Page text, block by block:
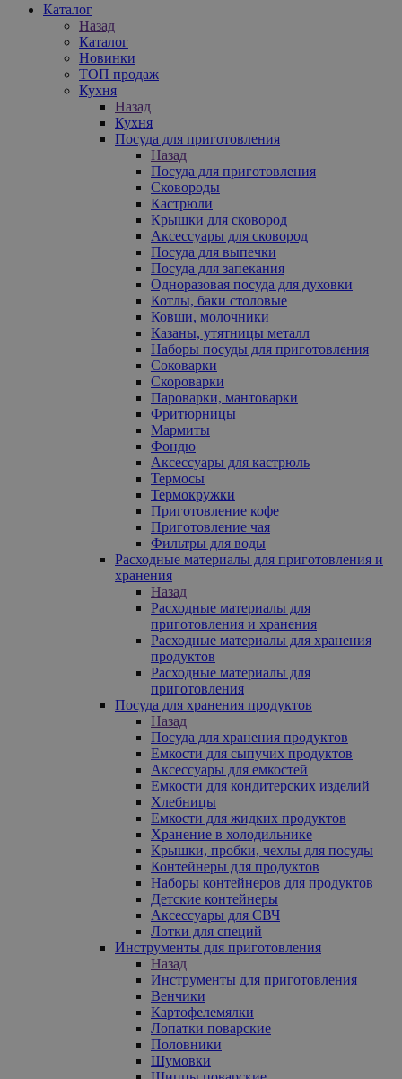
Каталог
Назад
Каталог
Новинки
ТОП продаж
Кухня
Назад
Кухня
Посуда для приготовления
Назад
Посуда для приготовления
Сковороды
Кастрюли
Крышки для сковород
Аксессуары для сковород
Посуда для выпечки
Посуда для запекания
Одноразовая посуда для духовки
Котлы, баки столовые
Ковши, молочники
Казаны, утятницы металл
Наборы посуды для приготовления
Соковарки
Скороварки
Пароварки, мантоварки
Фритюрницы
Мармиты
Фондю
Аксессуары для кастрюль
Термосы
Термокружки
Приготовление кофе
Приготовление чая
Фильтры для воды
Расходные материалы для приготовления и
хранения
Назад
Расходные материалы для
приготовления и хранения
Расходные материалы для хранения
продуктов
Расходные материалы для
приготовления
Посуда для хранения продуктов
Назад
Посуда для хранения продуктов
Емкости для сыпучих продуктов
Аксессуары для емкостей
Емкости для кондитерских изделий
Хлебницы
Емкости для жидких продуктов
Хранение в холодильнике
Крышки, пробки, чехлы для посуды
Контейнеры для продуктов
Наборы контейнеров для продуктов
Детские контейнеры
Аксессуары для СВЧ
Лотки для специй
Инструменты для приготовления
Назад
Инструменты для приготовления
Венчики
Картофелемялки
Лопатки поварские
Половники
Шумовки